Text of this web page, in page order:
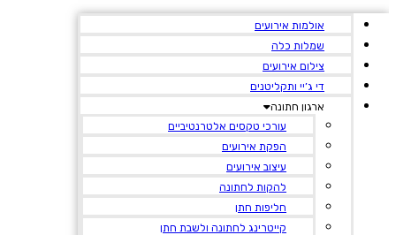
אולמות אירועים
שמלות כלה
צילום אירועים
די ג’יי ותקליטנים
ארגון חתונה
עורכי טקסים אלטרנטיביים
הפקת אירועים
עיצוב אירועים
להקות לחתונה
חליפות חתן
קייטרינג לחתונה ולשבת חתן